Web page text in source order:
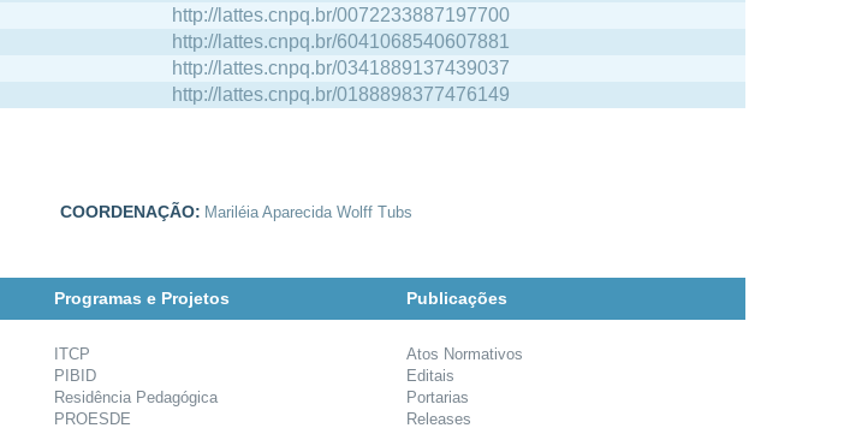
http://lattes.cnpq.br/0072233887197700
http://lattes.cnpq.br/6041068540607881
http://lattes.cnpq.br/0341889137439037
http://lattes.cnpq.br/0188898377476149
COORDENAÇÃO: Mariléia Aparecida Wolff Tubs
Programas e Projetos
ITCP
PIBID
Residência Pedagógica
PROESDE
Publicações
Atos Normativos
Editais
Portarias
Releases